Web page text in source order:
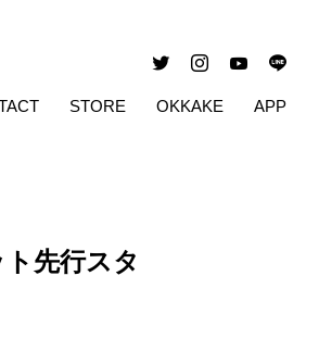
STORE OKKAKE APP
先行スタ